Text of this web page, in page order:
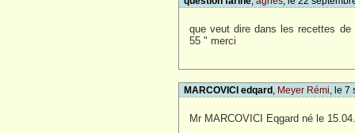
que veut dire dans les recettes
55 " merci
MARCOVICI edqard Meyer Rémi , le
Mr MARCOVICI Eqgard né le